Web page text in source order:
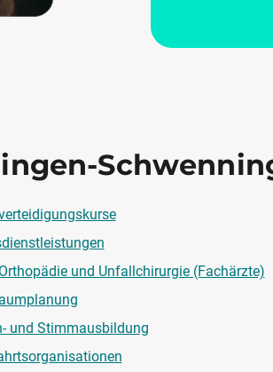
und Unfallchirurgie (Fachärzte)
und Stimmausbildung